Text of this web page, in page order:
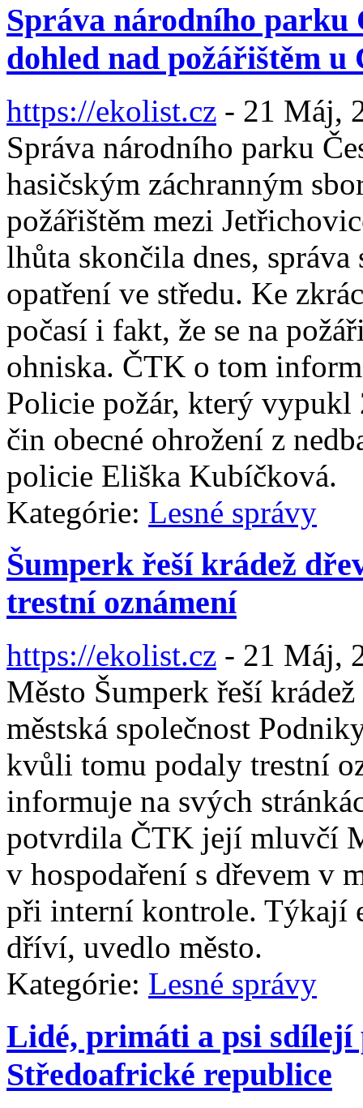
Správa národního parku
dohled nad požářištěm u
https://ekolist.cz - 21 Máj,
Správa národního parku
hasičským záchranným
požářištěm mezi
lhůta skončila dnes,
opatření ve středu. Ke
počasí i fakt, že se na
ohniska. ČTK o tom
Policie požár, který vypukl
čin obecné ohrožení z
policie Eliška Kubíčková.
Kategórie: Lesné správy
Šumperk řeší krádež
trestní oznámení
https://ekolist.cz - 21 Máj,
Město Šumperk řeší
městská společnost
kvůli tomu podaly trestní
informuje na svých
potvrdila ČTK její mluvčí
v hospodaření s dřevem v
při interní kontrole. Týkají
dříví, uvedlo město.
Kategórie: Lesné správy
Lidé, primáti a psi sdílejí
Středoafrické republice